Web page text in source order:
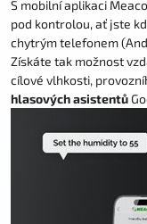
S mobilní aplikaci
pod kontrolou, ať jste
chytrým telefonem
Získáte tak možnost
cílové vlhkosti,
hlasových asistentů